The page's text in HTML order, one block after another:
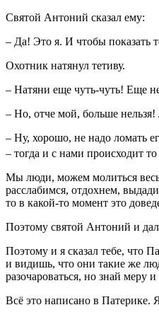
Святой Антоний сказал ему:
– Да! Это я. И чтобы показать
Охотник натянул тетиву.
– Натяни еще чуть-чуть! Еще
– Но, отче мой, больше нельзя!
– Ну, хорошо, не надо ломать
– тогда и с нами происходит
Мы люди, можем молиться весь
расслабимся, отдохнем,
то в какой-то момент это
Поэтому святой Антоний и
Поэтому и я сказал тебе, что
и видишь, что они такие же
разочароваться, но знай
Всё это написано в